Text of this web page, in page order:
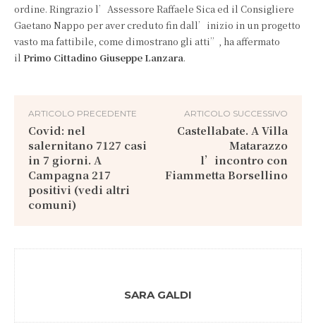
ordine. Ringrazio l’Assessore Raffaele Sica ed il Consigliere
Gaetano Nappo per aver creduto fin dall’inizio in un progetto
vasto ma fattibile, come dimostrano gli atti”, ha affermato
il Primo Cittadino Giuseppe Lanzara.
ARTICOLO PRECEDENTE
Covid: nel
salernitano 7127 casi
in 7 giorni. A
Campagna 217
positivi (vedi altri
comuni)
ARTICOLO SUCCESSIVO
Castellabate. A Villa
Matarazzo
l’incontro con
Fiammetta Borsellino
SARA GALDI